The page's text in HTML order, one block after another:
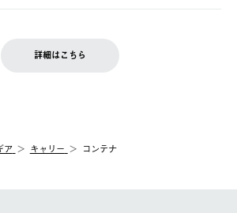
ます。
かる送料は、お客様ご負担とさせていただ
品いただき、ご希望商品を再注文してくだ
の方は、会員マイページ内 購入履歴画面に
詳細はこちら
ア キャリー コンテナ